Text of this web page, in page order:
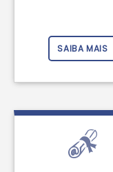
SAIBA MAIS